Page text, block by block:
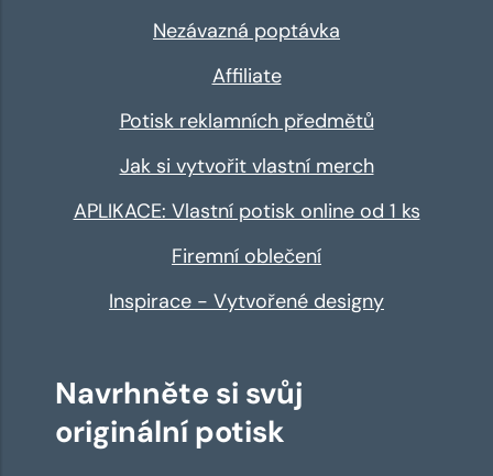
Nezávazná poptávka
Affiliate
Potisk reklamních předmětů
Jak si vytvořit vlastní merch
APLIKACE: Vlastní potisk online od 1 ks
Firemní oblečení
Inspirace - Vytvořené designy
Navrhněte si svůj
originální potisk